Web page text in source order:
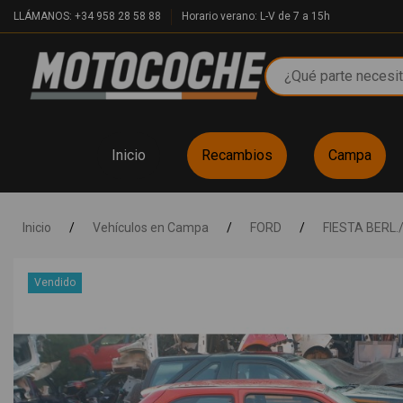
LLÁMANOS: +34 958 28 58 88 Horario verano: L-V de 7 a 15h
Inicio Recambios Campa
Inicio / Vehículos en Campa / FORD / FIESTA
Vendido